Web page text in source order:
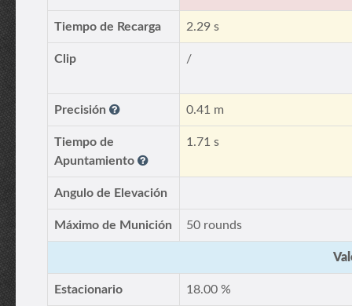
Tiempo de Recarga 2.29 s
Clip /
Precisión 0.41 m
Tiempo de
Apuntamiento
1.71 s
Angulo de Elevación
Máximo de Munición 50 rounds
Estacionario 18.00 %